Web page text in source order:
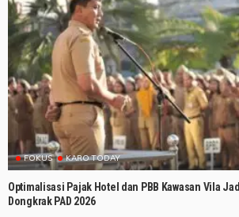
FOKUS KARO TODAY
Optimalisasi Pajak Hotel dan PBB Kawasan Vila
Dongkrak PAD 2026